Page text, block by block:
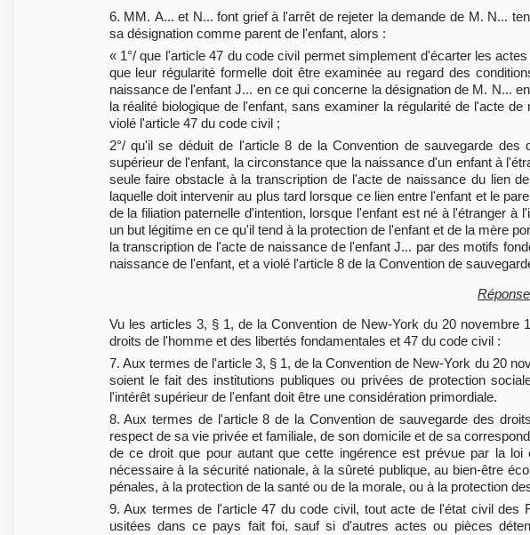
6. MM. A... et N... font grief à l'arrêt de rejeter la demande de M. N...
sa désignation comme parent de l'enfant, alors :
« 1°/ que l'article 47 du code civil permet simplement d'écarter les
que leur régularité formelle doit être examinée au regard des
naissance de l'enfant J... en ce qui concerne la désignation de M. N...
la réalité biologique de l'enfant, sans examiner la régularité de l'acte
violé l'article 47 du code civil ;
2°/ qu'il se déduit de l'article 8 de la Convention de sauvegarde
supérieur de l'enfant, la circonstance que la naissance d'un enfant à
seule faire obstacle à la transcription de l'acte de naissance du lien
laquelle doit intervenir au plus tard lorsque ce lien entre l'enfant et le
de la filiation paternelle d'intention, lorsque l'enfant est né à l'étranger
un but légitime en ce qu'il tend à la protection de l'enfant et de la mère
la transcription de l'acte de naissance de l'enfant J... par des motifs
naissance de l'enfant, et a violé l'article 8 de la Convention de
Vu les articles 3, § 1, de la Convention de New-York du 20
droits de l'homme et des libertés fondamentales et 47 du code civil :
7. Aux termes de l'article 3, § 1, de la Convention de New-York du 20
soient le fait des institutions publiques ou privées de protection
l'intérêt supérieur de l'enfant doit être une considération primordiale.
8. Aux termes de l'article 8 de la Convention de sauvegarde des
respect de sa vie privée et familiale, de son domicile et de sa
de ce droit que pour autant que cette ingérence est prévue par la
nécessaire à la sécurité nationale, à la sûreté publique, au bien-être
pénales, à la protection de la santé ou de la morale, ou à la protection
9. Aux termes de l'article 47 du code civil, tout acte de l'état civil
usitées dans ce pays fait foi, sauf si d'autres actes ou pièces